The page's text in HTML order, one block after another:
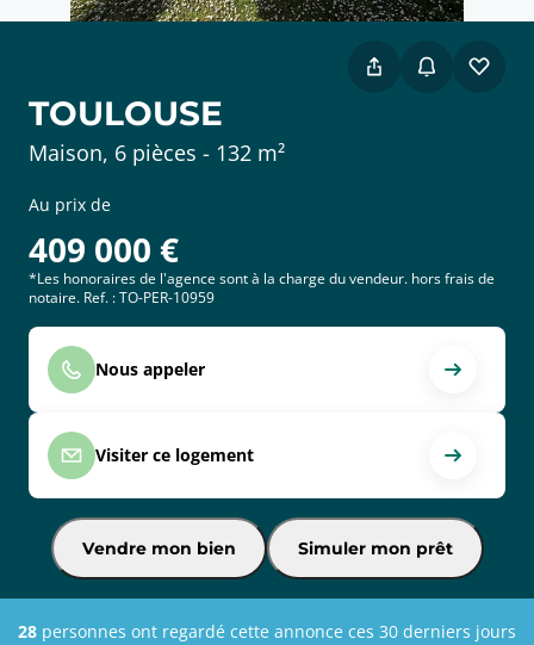
TOULOUSE
Maison, 6 pièces - 132 m²
Au prix de
409 000 €
*Les honoraires de l'agence sont à la charge du vendeur. hors frais de
notaire. Ref. : TO-PER-10959
Nous appeler
Visiter ce logement
Simuler mon prêt
Vendre mon bien
28 personnes ont regardé cette annonce ces 30 derniers jours